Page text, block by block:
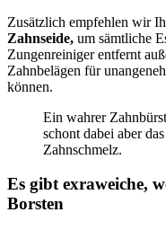
Zusätzlich empfehlen wir
Zahnseide, um sämtliche
Zungenreiniger entfernt
Zahnbelägen für
können.
Ein wahrer
schont dabei aber
Zahnschmelz.
Es gibt exraweiche,
Borsten